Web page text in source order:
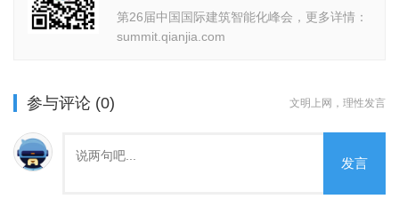
第26届中国国际建筑智能化峰会，更多详情：
summit.qianjia.com
参与评论 (0) 文明上网，理性发言
发言